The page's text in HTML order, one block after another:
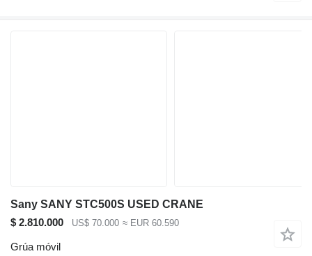
Sany SANY STC500S USED CRANE
$ 2.810.000
US$ 70.000 ≈ EUR 60.590
Grúa móvil